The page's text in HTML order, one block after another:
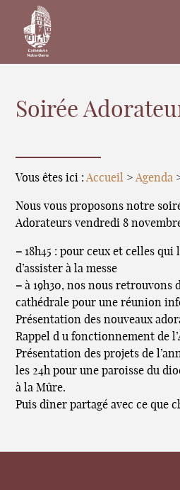
Soirée
Vous êtes ici :Accueil >Agenda
Nous vous proposons notre
Adorateurs vendredi 8
– 18h45 : pour ceux et celles
d’assister à la messe
– à 19h30, nos nous retrouvons
cathédrale pour une réunion
Présentation des nouveaux
Rappel d u fonctionnement de
Présentation des projets de
les 24h pour une paroisse du
à la Mûre.
Puis dîner partagé avec ce que